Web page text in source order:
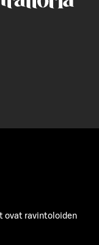
ovat ravintoloiden